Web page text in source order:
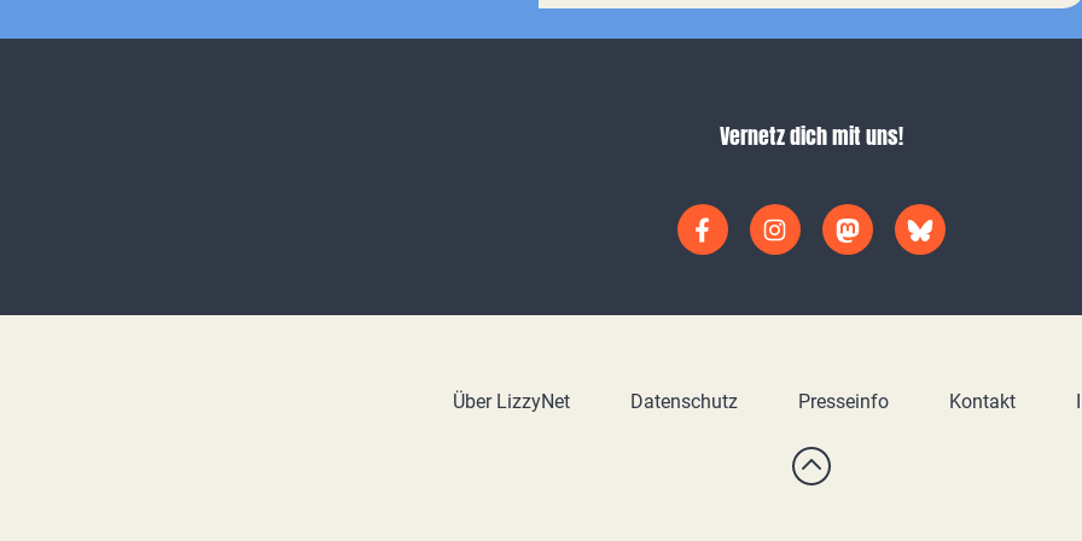
Vernetz dich mit uns!
Über LizzyNet Datenschutz Presseinfo Kontakt